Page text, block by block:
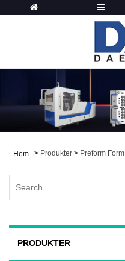
Hem > Produkter > Preform Form
PRODUKTER